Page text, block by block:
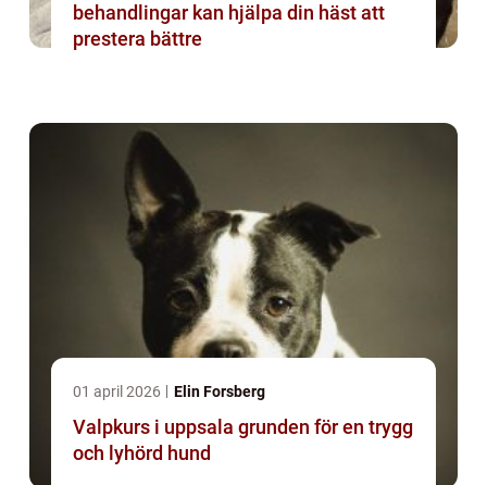
behandlingar kan hjälpa din häst att
prestera bättre
01 april 2026 Elin Forsberg
Valpkurs i uppsala grunden för en trygg
och lyhörd hund